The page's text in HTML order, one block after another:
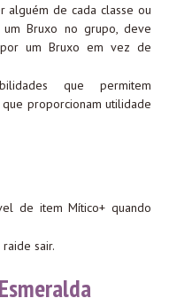
alguém de cada classe ou
Bruxo no grupo, deve
um Bruxo em vez de
que permitem
proporcionam utilidade
de item Mítico+ quando
sair.